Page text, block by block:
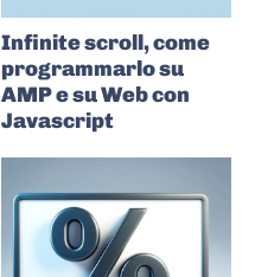
Infinite scroll, come
programmarlo su
AMP e su Web con
Javascript